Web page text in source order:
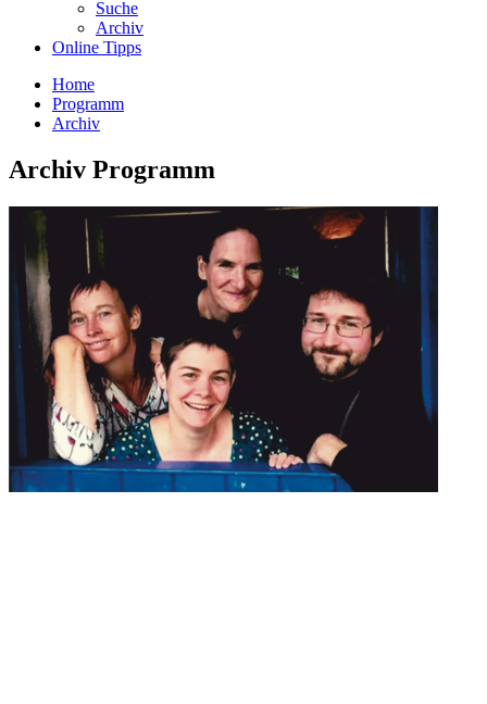
Suche
Archiv
Online Tipps
Home
Programm
Archiv
Archiv Programm